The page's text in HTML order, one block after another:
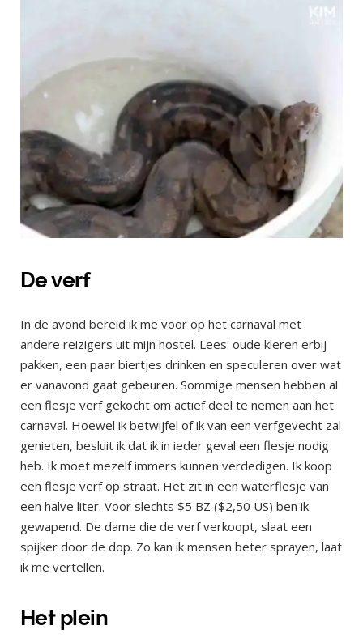
De verf
In de avond bereid ik me voor op het carnaval met
andere reizigers uit mijn hostel. Lees: oude kleren erbij
pakken, een paar biertjes drinken en speculeren over wat
er vanavond gaat gebeuren. Sommige mensen hebben al
een flesje verf gekocht om actief deel te nemen aan het
carnaval. Hoewel ik betwijfel of ik van een verfgevecht zal
genieten, besluit ik dat ik in ieder geval een flesje nodig
heb. Ik moet mezelf immers kunnen verdedigen. Ik koop
een flesje verf op straat. Het zit in een waterflesje van
een halve liter. Voor slechts $5 BZ ($2,50 US) ben ik
gewapend. De dame die de verf verkoopt, slaat een
spijker door de dop. Zo kan ik mensen beter sprayen, laat
ik me vertellen.
Het plein